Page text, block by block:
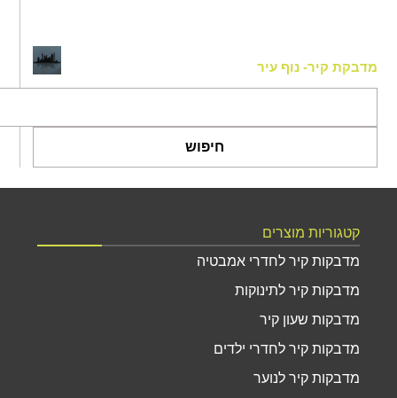
מדבקת קיר- נוף עיר
חיפוש
קטגוריות מוצרים
מדבקות קיר לחדרי אמבטיה
מדבקות קיר לתינוקות
מדבקות שעון קיר
מדבקות קיר לחדרי ילדים
מדבקות קיר לנוער